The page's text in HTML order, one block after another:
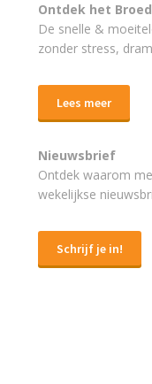
Ontdek het
De snelle &
zonder stress,
Lees meer
Nieuwsbrief
Ontdek waarom
wekelijkse
Schrijf je in!